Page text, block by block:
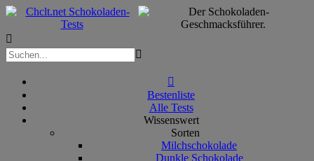



Bestenliste
Alle Tests
Wissenswert
Sorten
Milchschokolade
Dunkle Schokolade